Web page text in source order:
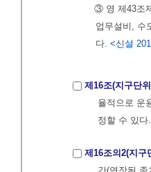
③ 영 제43조
업무설비, 수
다. <신설
제16조(지구단
율적으로 운
정할 수 있다.
제16조의2(지구